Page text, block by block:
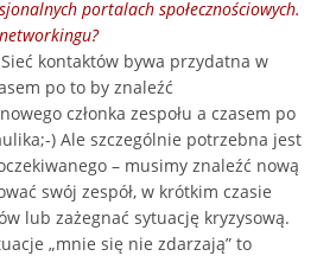
portalach społecznościowych.
kontaktów bywa przydatna w
po to by znaleźć
członka zespołu a czasem po
) Ale szczególnie potrzebna jest
– musimy znaleźć nową
swój zespół, w krótkim czasie
lub zażegnać sytuację kryzysową.
„mnie się nie zdarzają” to